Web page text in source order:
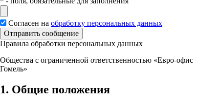
Согласен на обработку персональных данных
Отправить сообщение
Правила обработки персональных данных
Общества с ограниченной ответственностью «Евро-офис
Гомель»
1. Общие положения